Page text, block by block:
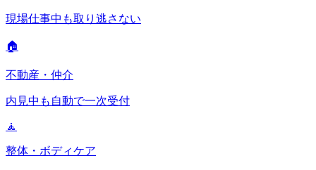
現場仕事中も取り逃さない
🏠
不動産・仲介
内見中も自動で一次受付
🧘
整体・ボディケア